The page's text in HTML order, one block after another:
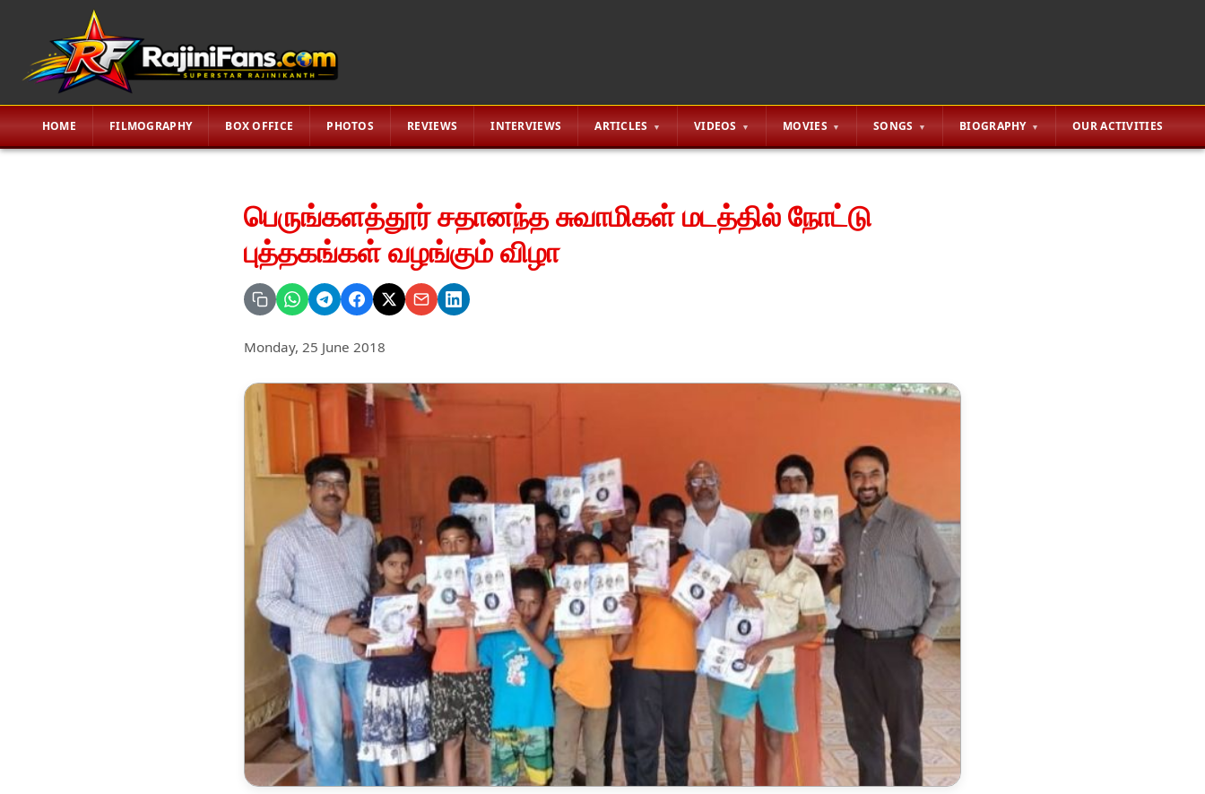
HOME FILMOGRAPHY BOX OFFICE PHOTOS REVIEWS INTERVIEWS ARTICLES VIDEOS MOVIES SONGS BIOGRAPHY OUR ACTIVITIES
பெருங்களத்தூர் சதானந்த சுவாமிகள் மடத்தில் நோட்டு
புத்தகங்கள் வழங்கும் விழா
Monday, 25 June 2018